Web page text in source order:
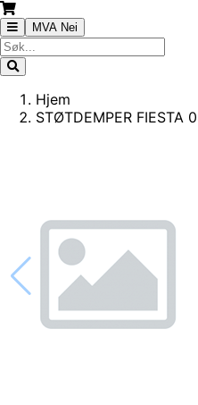
MVA Nei
Hjem
STØTDEMPER FIESTA